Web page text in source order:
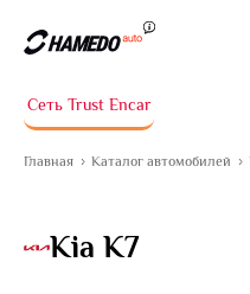
Сеть Trust Encar
Главная Каталог автомобилей
Kia K7